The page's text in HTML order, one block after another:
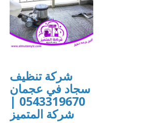
شركة تنظيف
سجاد في عجمان
0543319670 |
شركة المتميز